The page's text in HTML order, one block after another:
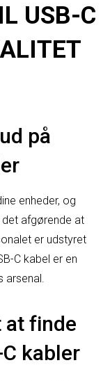
USB-C
på
enheder, og
det afgørende at
er udstyret
C kabel er en
arsenal.
at finde
kabler